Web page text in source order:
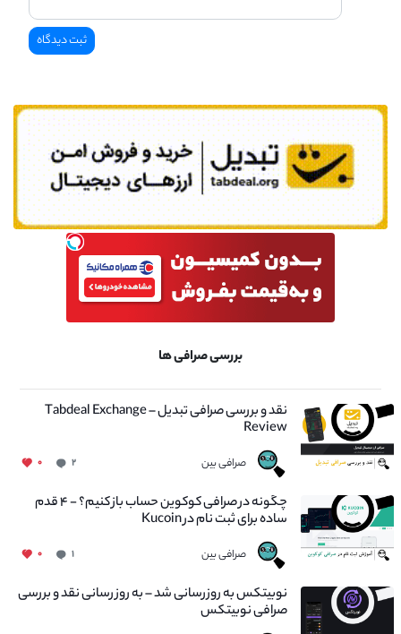
بررسی صرافی ها
نقد و بررسی صرافی تبدیل – Tabdeal Exchange
Review
صرافی بین ۲ ۰
چگونه در صرافی کوکوین حساب باز کنیم؟ - ۴ قدم
ساده برای ثبت نام در Kucoin
صرافی بین ۱ ۰
نوبیتکس به روزرسانی شد – به روز رسانی نقد و بررسی
صرافی نوبیتکس